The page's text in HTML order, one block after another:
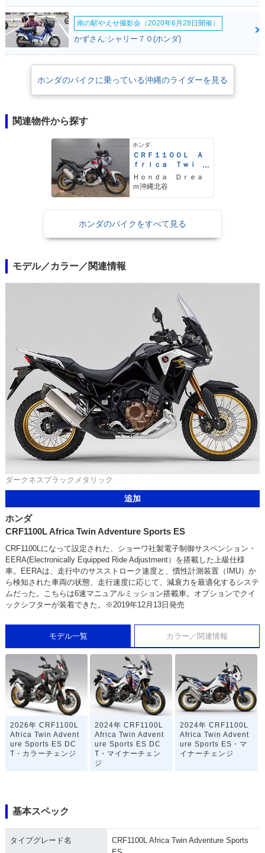
変更を受け、フェアリング形状が変わるとともに、フロントホイールのサ
イズも変更された。これまで21インチだったが、19インチに小径化され
ており、目的は、低重心とすることによる長距離走行時の快適性だった。
エンジンでは、混合気の圧縮比が高くなり（バルブタイミングも変更）、
最大トルクが増していた。［補足］CRF1100Lアフリカツインアドベンチ
ャースポーツが発売される前の2019年12月1日に、道路交通法施行令が一
部改正され、それまでAT限定の大型二輪免許に設定されていた「総排気
南の駅やえせ撮影会（2020年6月28日開催）
かずさん:シャリー７０(ホンダ)
ホンダのバイクに乗っている沖縄のライダーを見る
関連物件から探す
ホンダ
ＣＲＦ１１００Ｌ Ａ
ｆｒｉｃａ Ｔｗｉ
ｎ Ａｄｖｅｎｔｕｒ
ｅＳｐｏｒｔｓ Ｅ
Ｓ ＤＣＴ
Ｈｏｎｄａ Ｄｒｅａ
ｍ沖縄北谷
ホンダのバイクをすべて見る
モデル／カラー／関連情報
ダークネスブラックメタリック
追加
ホンダ
CRF1100L Africa Twin Adventure Sports ES
CRF1100Lになって設定された、ショーワ社製電子制御サスペンション・
EERA(Electronically Equipped Ride Adjustment）を搭載した上級仕様
車。EERAは、走行中のサスストローク速度と、慣性計測装置（IMU）か
ら検知された車両の状態、走行速度に応じて、減衰力を最適化するシステ
ムだった。こちらは6速マニュアルミッション搭載車。オプションでクイ
ックシフターが装着できた。※2019年12月13日発売
モデル一覧 カラー／関連情報
2026年 CRF1100L
Africa Twin Advent
ure Sports ES DC
T・カラーチェンジ
2024年 CRF1100L
Africa Twin Advent
ure Sports ES DC
T・マイナーチェン
ジ
2024年 CRF1100L
Africa Twin Advent
ure Sports ES・マ
イナーチェンジ
基本スペック
タイプグレード名
CRF1100L Africa Twin Adventure Sports